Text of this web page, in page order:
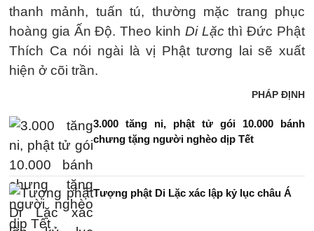
thanh mảnh, tuấn tú, thường mặc trang phục
hoàng gia Ấn Độ. Theo kinh Di Lặcthì Đức Phật
Thích Ca nói ngài là vị Phật tương lai sẽ xuất
hiện ở cõi trần.
PHÁP ĐỊNH
3.000 tăng ni, phật tử gói 10.000 bánh
chưng tặng người nghèo dịp Tết
Tượng phật Di Lặc xác lập kỷ lục châu Á